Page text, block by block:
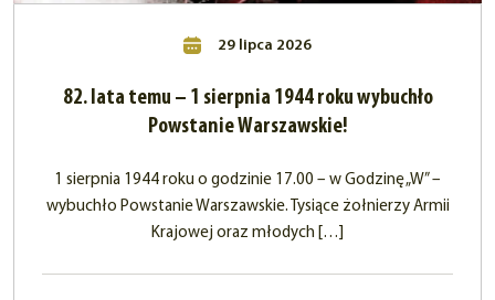
29 lipca 2026
82. lata temu – 1 sierpnia 1944 roku wybuchło
Powstanie Warszawskie!
1 sierpnia 1944 roku o godzinie 17.00 – w Godzinę „W” –
wybuchło Powstanie Warszawskie. Tysiące żołnierzy Armii
Krajowej oraz młodych […]